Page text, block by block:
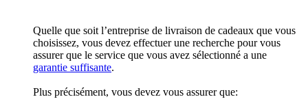
Quelle que soit l’entreprise de livraison de cadeaux que vous
choisissez, vous devez effectuer une recherche pour vous
assurer que le service que vous avez sélectionné a une
garantie suffisante.
Plus précisément, vous devez vous assurer que: